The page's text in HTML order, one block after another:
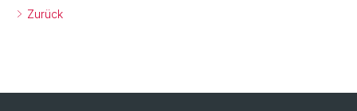
Zurück